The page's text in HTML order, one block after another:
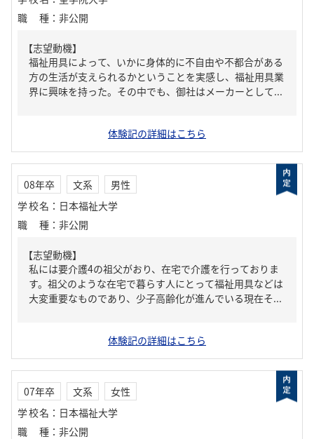
職種 ： 非公開
【志望動機】
福祉用具によって、いかに身体的に不自由や不都合がある
方の生活が支えられるかということを実感し、福祉用具業
界に興味を持った。その中でも、御社はメーカーとして...
体験記の詳細はこちら
08年卒 文系
男性
学校名 ： 日本福祉大学
職種 ： 非公開
【志望動機】
私には要介護4の祖父がおり、在宅で介護を行っておりま
す。祖父のような在宅で暮らす人にとって福祉用具などは
大変重要なものであり、少子高齢化が進んでいる現在そ...
体験記の詳細はこちら
07年卒 文系
女性
学校名 ： 日本福祉大学
職種 ： 非公開